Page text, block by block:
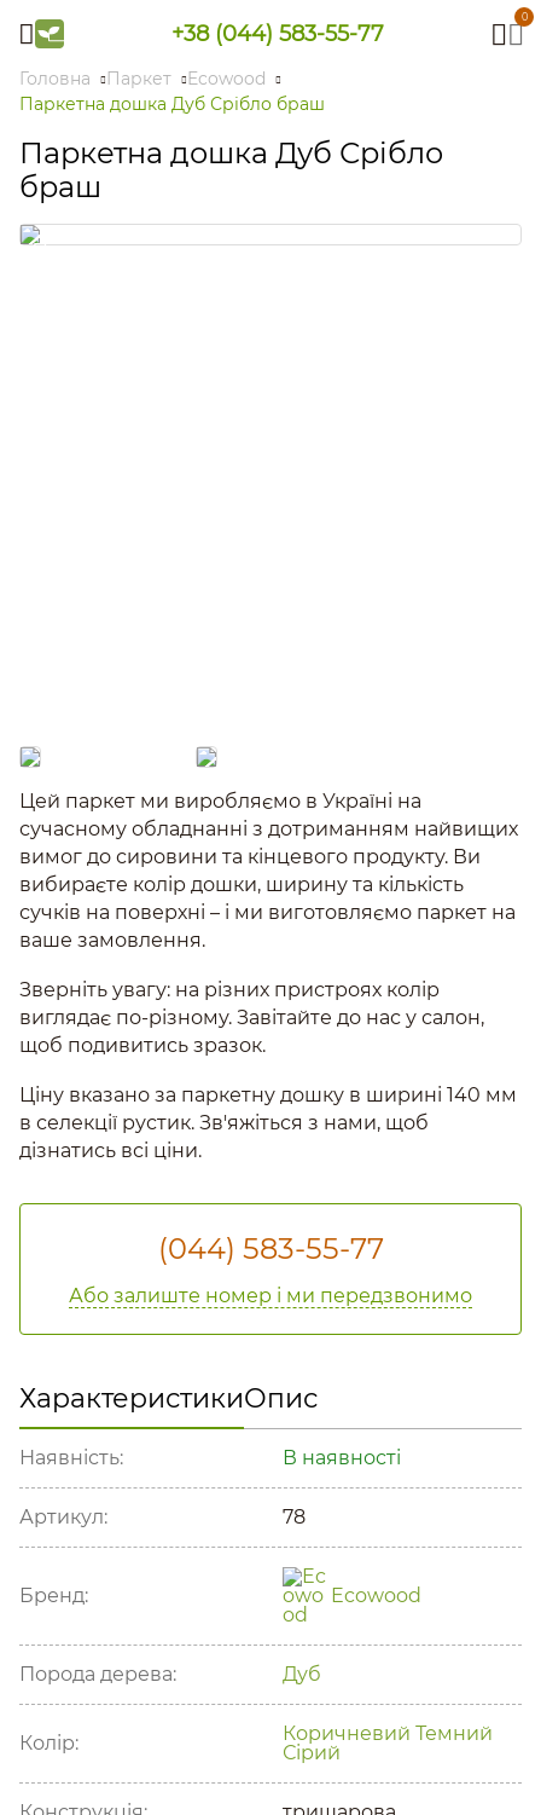
+38 (044) 583-55-77
0
Головна Паркет
Ecowood
Паркетна дошка Дуб Срібло браш
Паркетна дошка Дуб Срібло
браш
Цей паркет ми виробляємо в Україні на
сучасному обладнанні з дотриманням найвищих
вимог до сировини та кінцевого продукту. Ви
вибираєте колір дошки, ширину та кількість
сучків на поверхні – і ми виготовляємо паркет на
ваше замовлення.
Зверніть увагу: на різних пристроях колір
виглядає по-різному. Завітайте до нас у салон,
щоб подивитись зразок.
Ціну вказано за паркетну дошку в ширині 140 мм
в селекції рустик. Зв'яжіться з нами, щоб
дізнатись всі ціни.
(044) 583-55-77
Або залиште номер і ми передзвонимо
ХарактеристикиОпис
Наявність: В наявності
Артикул: 78
Бренд: Ecowood
Порода дерева: Дуб
Колір: Коричневий Темний
Сірий